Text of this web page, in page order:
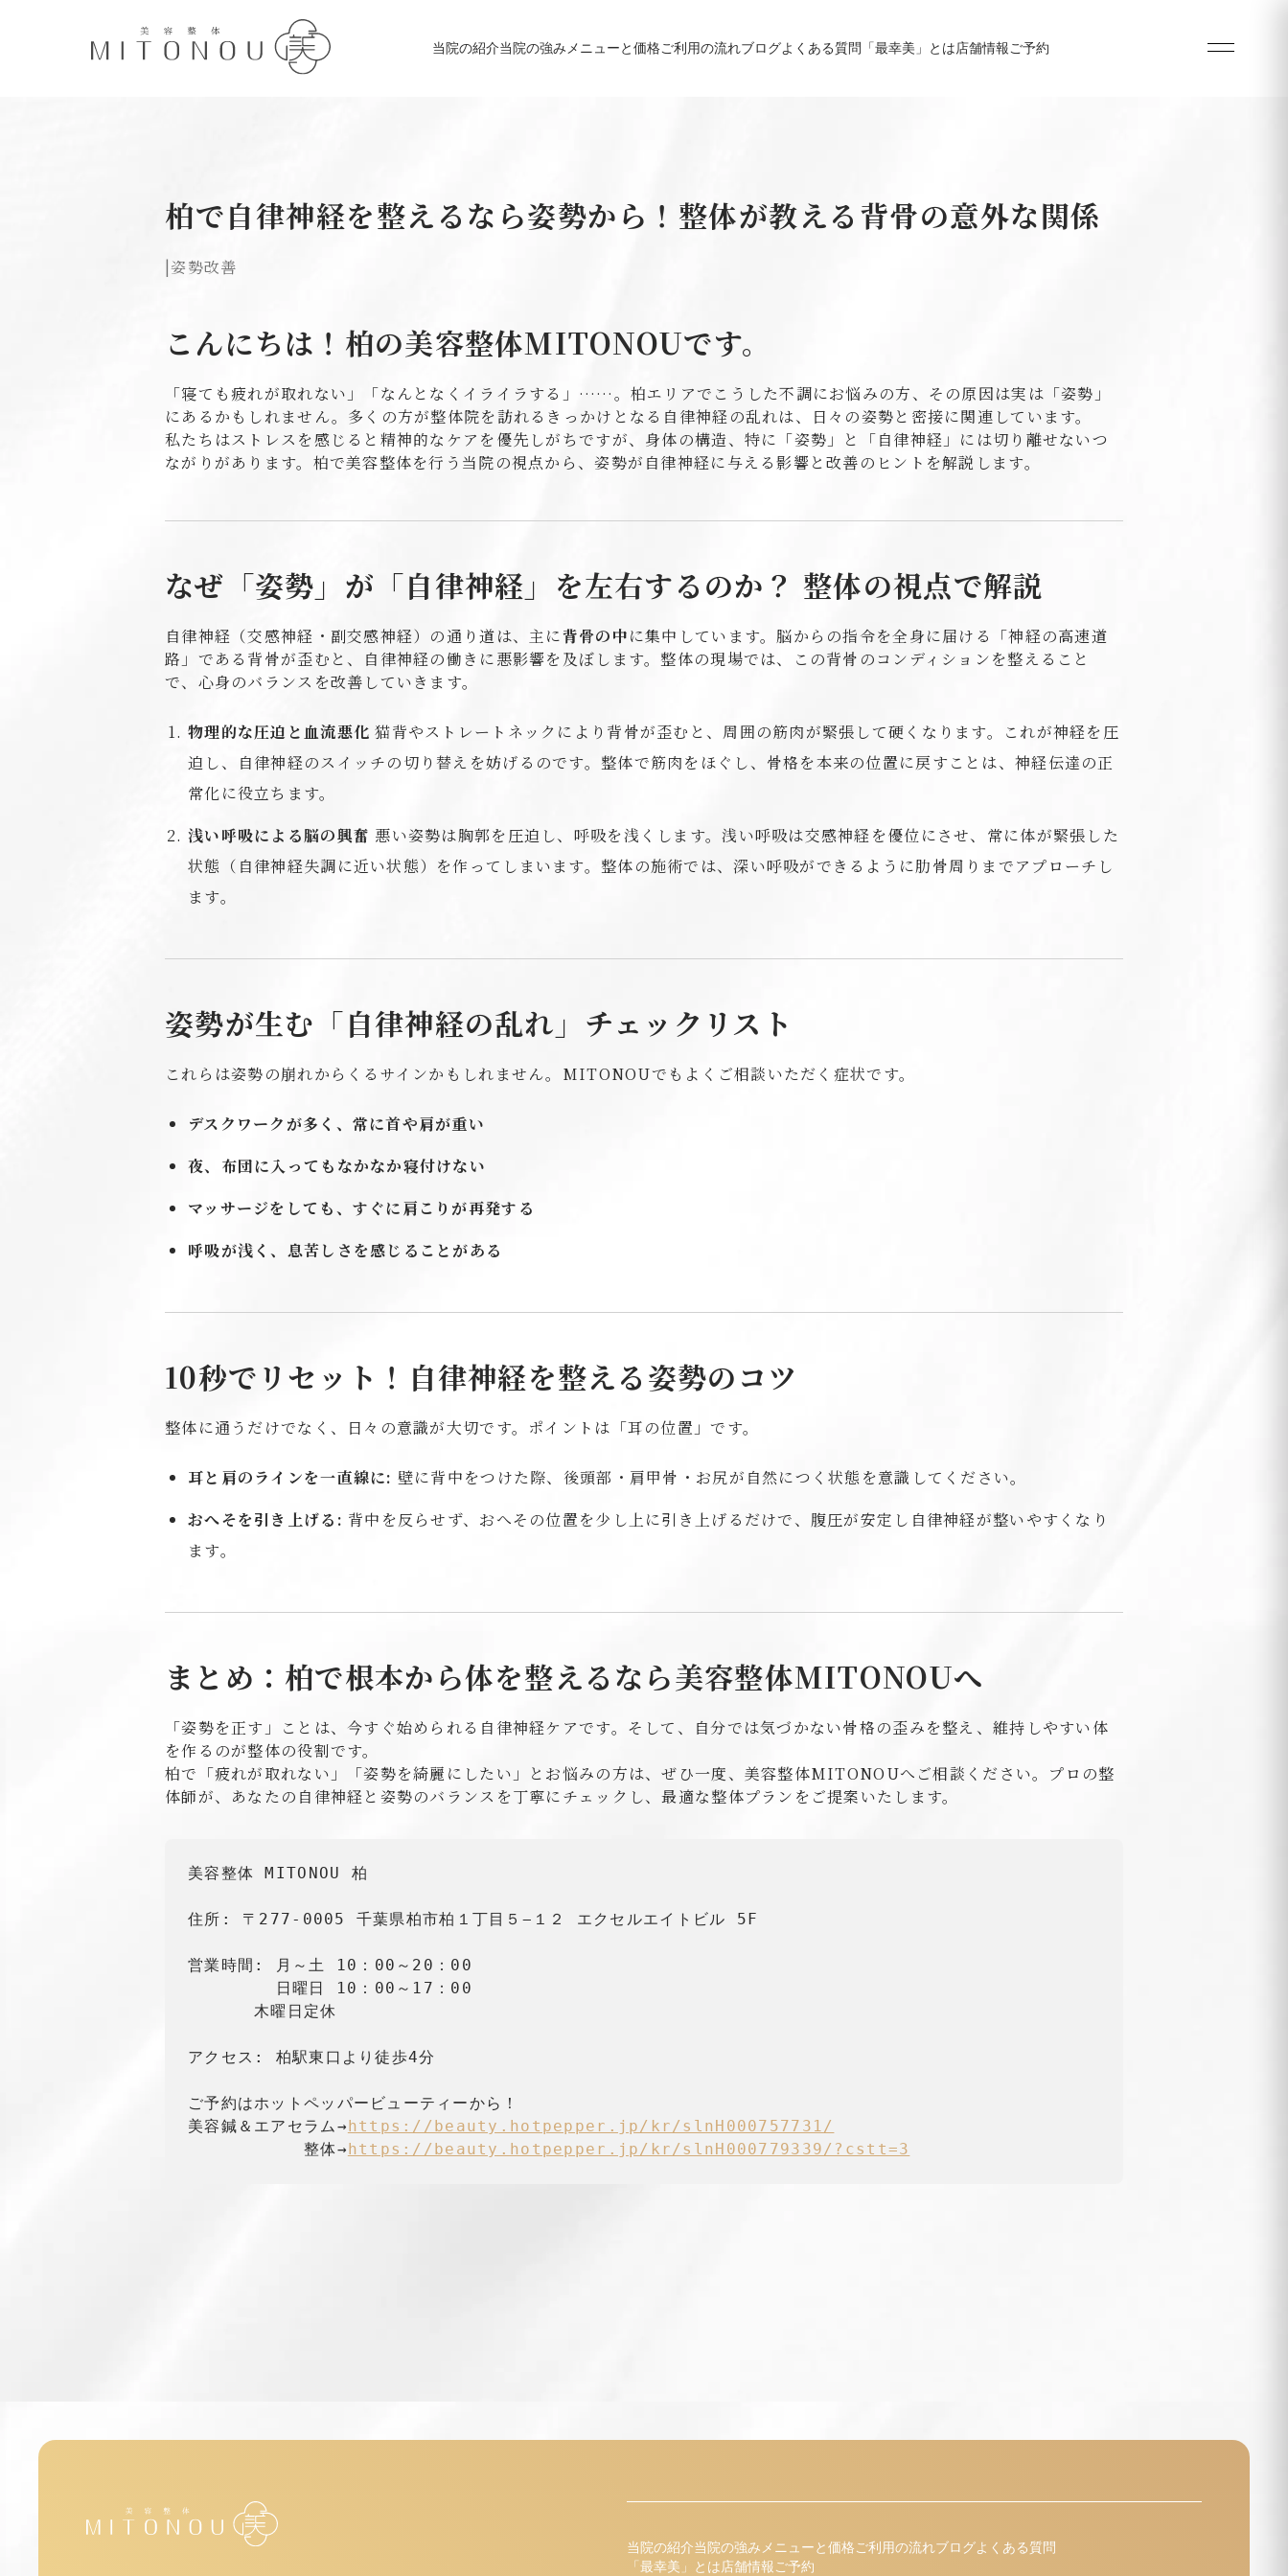
当院の紹介当院の強みメニューと価格ご利用の流れブログよくある質問 「最幸美」とは店舗情報ご予約
柏で自律神経を整えるなら姿勢から！整体が教える背骨の意外な関係
|姿勢改善
こんにちは！柏の美容整体MITONOUです。
「寝ても疲れが取れない」「なんとなくイライラする」……。柏エリアでこうした不調にお悩みの方、その原因は実は「姿勢」
にあるかもしれません。多くの方が整体院を訪れるきっかけとなる自律神経の乱れは、日々の姿勢と密接に関連しています。
私たちはストレスを感じると精神的なケアを優先しがちですが、身体の構造、特に「姿勢」と「自律神経」には切り離せないつ
ながりがあります。柏で美容整体を行う当院の視点から、姿勢が自律神経に与える影響と改善のヒントを解説します。
なぜ「姿勢」が「自律神経」を左右するのか？ 整体の視点で解説
自律神経（交感神経・副交感神経）の通り道は、主に背骨の中に集中しています。脳からの指令を全身に届ける「神経の高速道
路」である背骨が歪むと、自律神経の働きに悪影響を及ぼします。整体の現場では、この背骨のコンディションを整えること
で、心身のバランスを改善していきます。
物理的な圧迫と血流悪化 猫背やストレートネックにより背骨が歪むと、周囲の筋肉が緊張して硬くなります。これが神経を圧
迫し、自律神経のスイッチの切り替えを妨げるのです。整体で筋肉をほぐし、骨格を本来の位置に戻すことは、神経伝達の正
常化に役立ちます。
浅い呼吸による脳の興奮 悪い姿勢は胸郭を圧迫し、呼吸を浅くします。浅い呼吸は交感神経を優位にさせ、常に体が緊張した
状態（自律神経失調に近い状態）を作ってしまいます。整体の施術では、深い呼吸ができるように肋骨周りまでアプローチし
ます。
姿勢が生む「自律神経の乱れ」チェックリスト
これらは姿勢の崩れからくるサインかもしれません。MITONOUでもよくご相談いただく症状です。
デスクワークが多く、常に首や肩が重い
夜、布団に入ってもなかなか寝付けない
マッサージをしても、すぐに肩こりが再発する
呼吸が浅く、息苦しさを感じることがある
10秒でリセット！自律神経を整える姿勢のコツ
整体に通うだけでなく、日々の意識が大切です。ポイントは「耳の位置」です。
耳と肩のラインを一直線に: 壁に背中をつけた際、後頭部・肩甲骨・お尻が自然につく状態を意識してください。
おへそを引き上げる: 背中を反らせず、おへその位置を少し上に引き上げるだけで、腹圧が安定し自律神経が整いやすくなり
ます。
まとめ：柏で根本から体を整えるなら美容整体MITONOUへ
「姿勢を正す」ことは、今すぐ始められる自律神経ケアです。そして、自分では気づかない骨格の歪みを整え、維持しやすい体
を作るのが整体の役割です。
柏で「疲れが取れない」「姿勢を綺麗にしたい」とお悩みの方は、ぜひ一度、美容整体MITONOUへご相談ください。プロの整
体師が、あなたの自律神経と姿勢のバランスを丁寧にチェックし、最適な整体プランをご提案いたします。
美容整体 MITONOU 柏
住所: 〒277-0005 千葉県柏市柏１丁目５−１２ エクセルエイトビル 5F
営業時間: 月～土 10：00～20：00
日曜日 10：00～17：00
木曜日定休
アクセス: 柏駅東口より徒歩4分
ご予約はホットペッパービューティーから！
美容鍼＆エアセラム→https://beauty.hotpepper.jp/kr/slnH000757731/
整体→https://beauty.hotpepper.jp/kr/slnH000779339/?cstt=3
当院の紹介当院の強みメニューと価格ご利用の流れブログよくある質問
「最幸美」とは店舗情報ご予約